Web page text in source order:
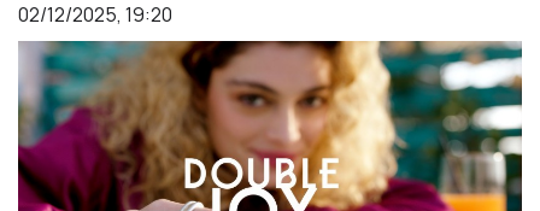
02/12/2025, 19:20